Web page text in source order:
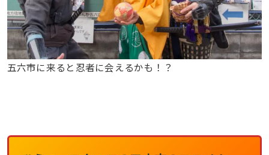
五六市に来ると忍者に会えるかも！？